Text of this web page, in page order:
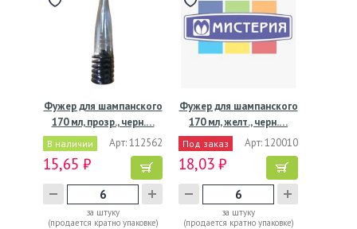
Фужер для шампанского
170 мл, прозр., черн.…
В наличии Арт: 112562
15,65 ₽
за штуку
(продается кратно упаковке)
Фужер для шампанского
170 мл, желт., черн.…
Под заказ Арт: 120010
18,03 ₽
за штуку
(продается кратно упаковке)